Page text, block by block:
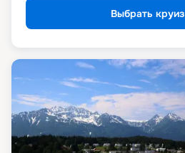
Выбрать круиз